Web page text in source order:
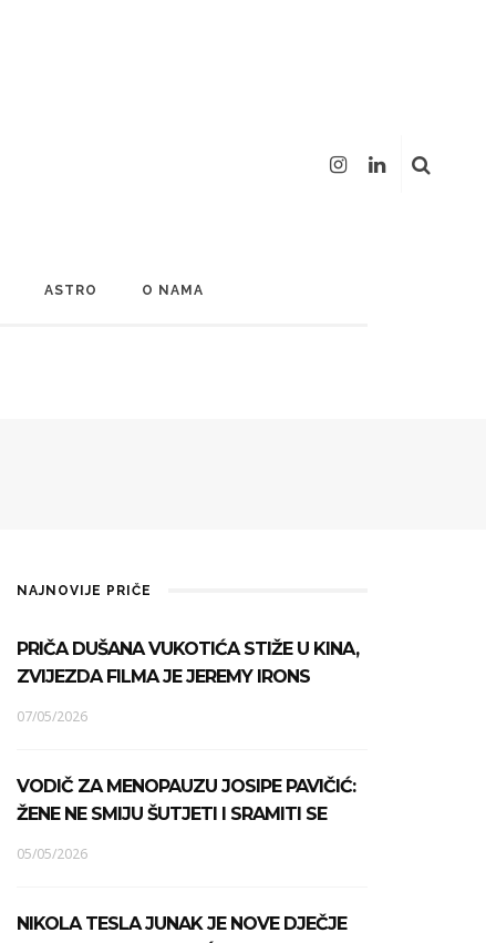
ASTRO O NAMA
NAJNOVIJE PRIČE
PRIČA DUŠANA VUKOTIĆA STIŽE U KINA,
ZVIJEZDA FILMA JE JEREMY IRONS
07/05/2026
VODIČ ZA MENOPAUZU JOSIPE PAVIČIĆ:
ŽENE NE SMIJU ŠUTJETI I SRAMITI SE
05/05/2026
NIKOLA TESLA JUNAK JE NOVE DJEČJE